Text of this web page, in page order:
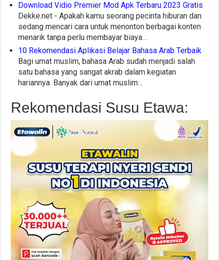
Download Vidio Premier Mod Apk Terbaru 2023 Gratis
Dekke.net - Apakah kamu seorang pecinta hiburan dan
sedang mencari cara untuk menonton berbagai konten
menarik tanpa perlu membayar biaya…
10 Rekomendasi Aplikasi Belajar Bahasa Arab Terbaik
Bagi umat muslim, bahasa Arab sudah menjadi salah
satu bahasa yang sangat akrab dalam kegiatan
hariannya. Banyak dari umat muslim…
Rekomendasi Susu Etawa: